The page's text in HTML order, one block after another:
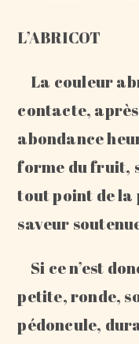
L’ABRICOT
La couleur
contacte, après
abondance
forme du fruit,
tout point de la
saveur
Si ce n’est
petite, ronde,
pédoncule,